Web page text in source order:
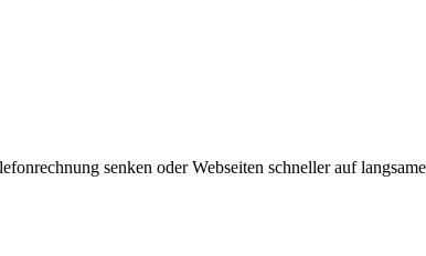
senken oder Webseiten schneller auf